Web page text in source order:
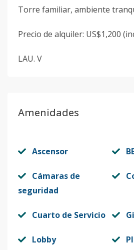
Torre familiar, ambiente
Precio de alquiler: US$1,200
LAU. V
Amenidades
Ascensor
Cámaras de
seguridad
Cuarto de Servicio
Lobby